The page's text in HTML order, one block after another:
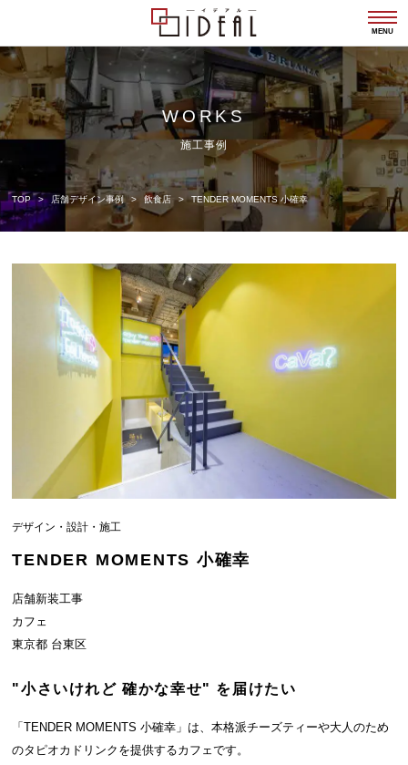
MENU
WORKS
施工事例
TOP 店舗デザイン事例 飲食店 TENDER MOMENTS 小確幸
デザイン・設計・施工
TENDER MOMENTS 小確幸
店舗新装工事
カフェ
東京都 台東区
"小さいけれど 確かな幸せ" を届けたい
「TENDER MOMENTS 小確幸」は、本格派チーズティーや大人のため
のタピオカドリンクを提供するカフェです。